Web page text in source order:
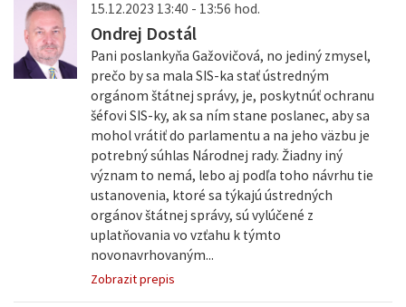
15.12.2023 13:40 - 13:56 hod.
Ondrej Dostál
Pani poslankyňa Gažovičová, no jediný zmysel,
prečo by sa mala SIS-ka stať ústredným
orgánom štátnej správy, je, poskytnúť ochranu
šéfovi SIS-ky, ak sa ním stane poslanec, aby sa
mohol vrátiť do parlamentu a na jeho väzbu je
potrebný súhlas Národnej rady. Žiadny iný
význam to nemá, lebo aj podľa toho návrhu tie
ustanovenia, ktoré sa týkajú ústredných
orgánov štátnej správy, sú vylúčené z
uplatňovania vo vzťahu k týmto
novonavrhovaným...
Zobrazit prepis